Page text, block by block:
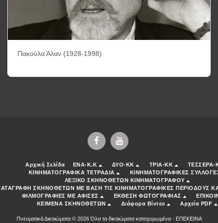
Πακούλα Άλαν (1928-1998)
Αρχική Σελίδα ENA-K.K ΔΥΟ-ΚΚ ΤΡΙΑ-ΚΚ
ΤΕΣΣΕΡΑ-
ΚΙΝΗΜΑΤΟΓΡΑΦΙΚΑ ΤΕΤΡΑΔΙΑ
ΚΙΝΗΜΑΤΟΓΡΑΦΙΚΕΣ
ΛΕΞΙΚΟ ΣΚΗΝΟΘΕΤΩΝ ΚΙΝΗΜΑΤΟΓΡΑΦΟΥ
ΣΚΗΝΟΘΕΤΩΝ ΜΕ ΒΑΣΗ ΤΙΣ ΚΙΝΗΜΑΤΟΓΡΑΦΙΚΕΣ ΠΕΡΙΟΔΟΥΣ
ΦΙΛΜΟΓΡΑΦΙΕΣ ΜΕ ΑΦΙΣΕΣ
ΕΚΘΕΣΗ ΦΩΤΟΓΡΑΦΙΑΣ
ΚΕΙΜΕΝΑ ΣΚΗΝΟΘΕΤΩΝ
Διάφορα Βίντεο Αρχεία PDF
Πνευματικά Δικαιώματα © 2026 Όλα τα δικαιώματα κατοχυρωμένα - ΕΠΕΚΕΙΝΑ